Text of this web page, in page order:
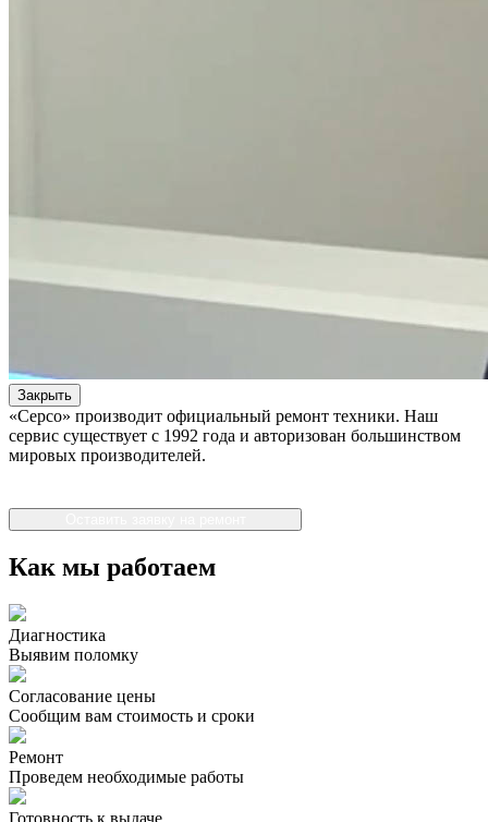
Закрыть
«Серсо» производит официальный ремонт техники. Наш
сервис существует с 1992 года и авторизован большинством
мировых производителей.
Как мы работаем
Диагностика
Выявим поломку
Согласование цены
Сообщим вам стоимость и сроки
Ремонт
Проведем необходимые работы
Готовность к выдаче